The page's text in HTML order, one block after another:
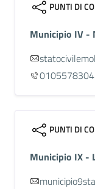
PUNTI DI
Municipio IV -
0105578304
PUNTI DI
Municipio IX -